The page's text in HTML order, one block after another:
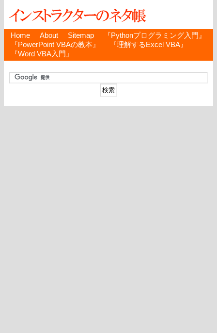
Home About Sitemap
『Pythonプログラミング入門』
『PowerPoint VBAの教本』
『理解するExcel VBA』
『Word VBA入門』